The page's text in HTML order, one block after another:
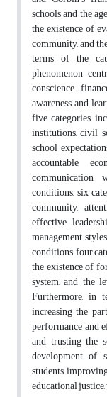
schools and the
the existence of
community, and
terms of the
phenomenon-
conscience,
awareness and
five categories
institutions, civil
school
accountable,
conditions, six
community,
effective
management
conditions, four
the existence of
system, and the
Furthermore, in
increasing the
performance and
and trusting the
development of
students,
educational